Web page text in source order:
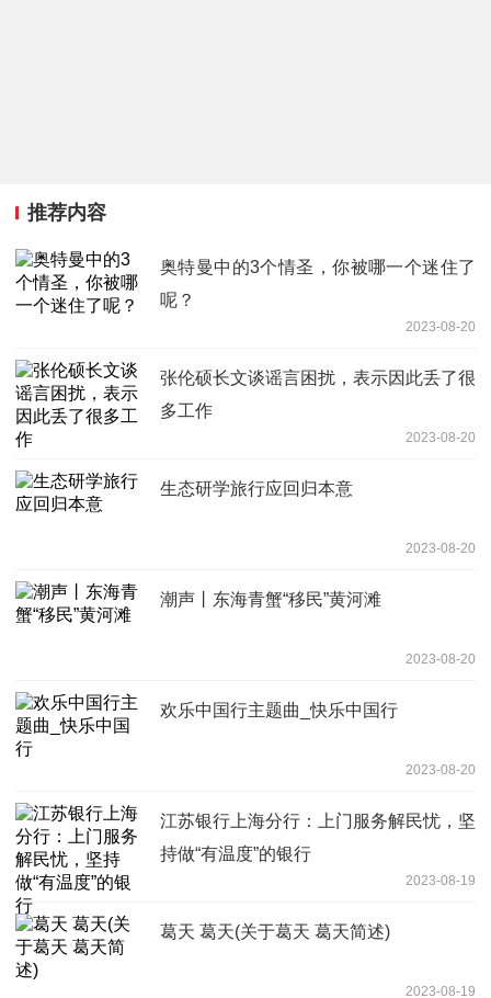
推荐内容
奥特曼中的3个情圣，你被哪一个迷住了
呢？
2023-08-20
张伦硕长文谈谣言困扰，表示因此丢了很
多工作
2023-08-20
生态研学旅行应回归本意
2023-08-20
潮声丨东海青蟹“移民”黄河滩
2023-08-20
欢乐中国行主题曲_快乐中国行
2023-08-20
江苏银行上海分行：上门服务解民忧，坚
持做“有温度”的银行
2023-08-19
葛天 葛天(关于葛天 葛天简述)
2023-08-19